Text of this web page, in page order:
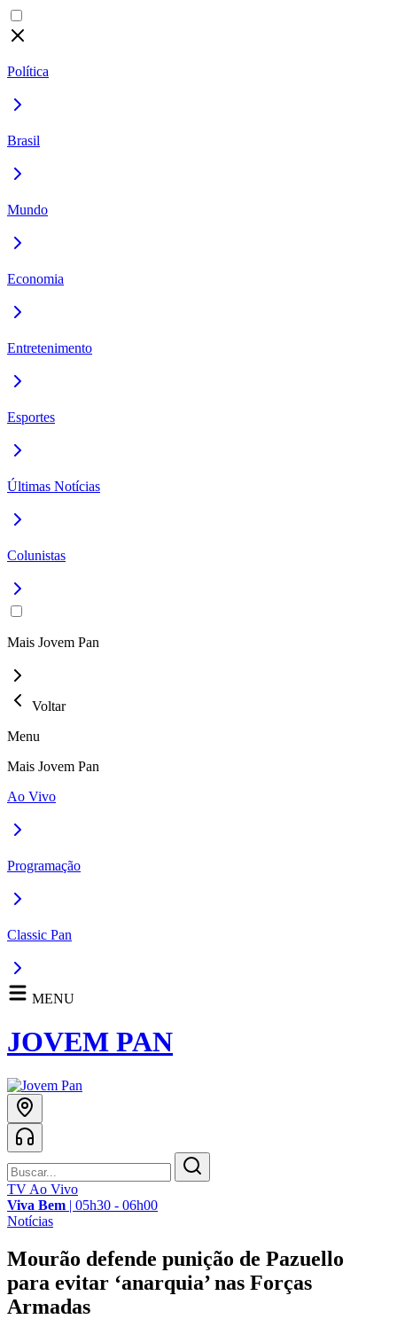
Política
Brasil
Mundo
Economia
Entretenimento
Esportes
Últimas Notícias
Colunistas
Mais Jovem Pan
Voltar
Menu
Mais Jovem Pan
Ao Vivo
Programação
Classic Pan
MENU
JOVEM PAN
TV Ao Vivo
Viva Bem | 05h30 - 06h00
Notícias
Mourão defende punição de Pazuello
para evitar ‘anarquia’ nas Forças
Armadas